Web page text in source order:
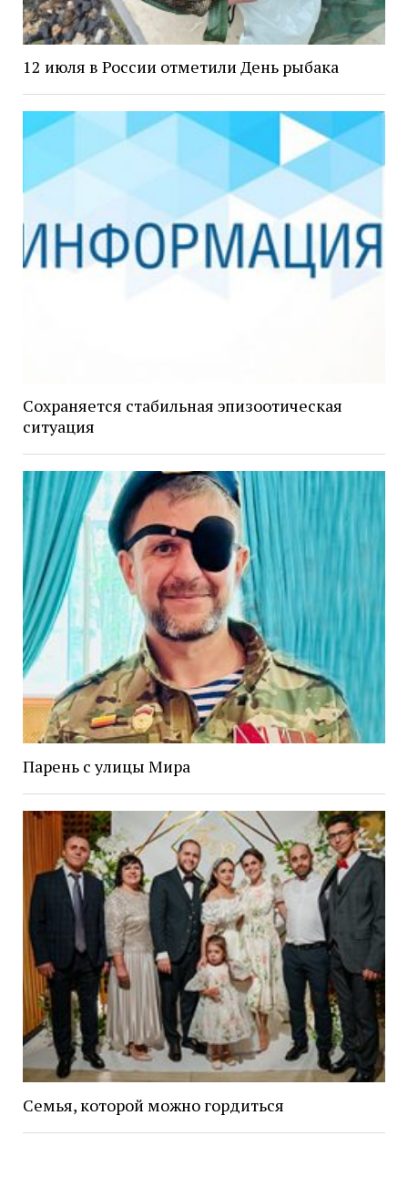
12 июля в России отметили День рыбака
Сохраняется стабильная эпизоотическая
ситуация
Парень с улицы Мира
Семья, которой можно гордиться